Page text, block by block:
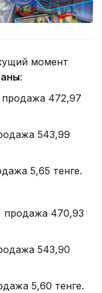
момент
:
продажа 472,97
543,99
5,65 тенге.
продажа 470,93
543,90
5,60 тенге.